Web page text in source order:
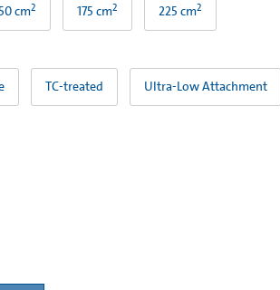
cm2 175 cm2 225 cm2
TC-treated Ultra-Low Attachment